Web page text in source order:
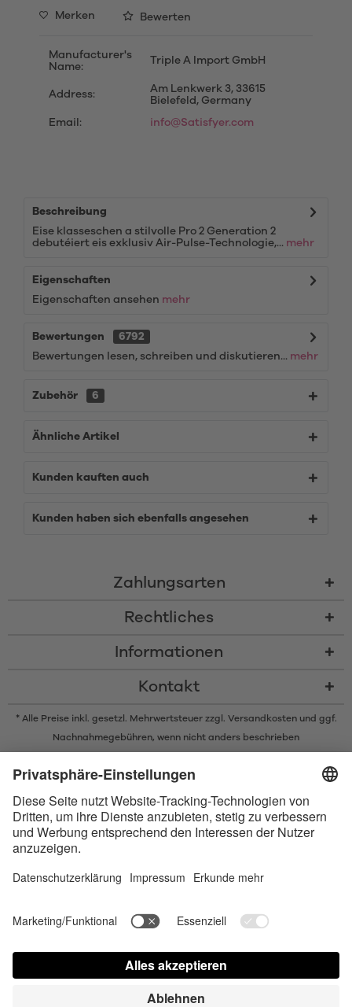
Merken Bewerten
Manufacturer's
Name:
Triple A Import GmbH
Address:
Am Lenkwerk 3, 33615
Bielefeld, Germany
Email:
info@Satisfyer.com
Beschreibung
Eise klasseschen a stilvolle Pro 2 Generation 2
debutéiert eis exklusiv Air-Pulse-Technologie,... mehr
Eigenschaften
Eigenschaften ansehen mehr
Bewertungen
6792
Bewertungen lesen, schreiben und diskutieren... mehr
Zubehör 6
Ähnliche Artikel
Kunden kauften auch
Kunden haben sich ebenfalls angesehen
Zahlungsarten
Rechtliches
Informationen
Kontakt
* Alle Preise inkl. gesetzl. Mehrwertsteuer zzgl. Versandkostenund ggf.
Nachnahmegebühren, wenn nicht anders beschrieben
und Eigentum der Bluetooth SIG, Inc. Die Nutzung dieser Marken durch
Apple und das Apple-Logo sind eingetragene Marken von Apple Inc.
Google Play und das Google Play-Logo sind Marken von Google LLC.
Contact us today